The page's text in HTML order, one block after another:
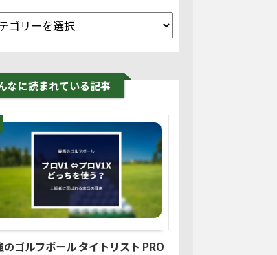
なに読まれている記事
のゴルフボール タイトリスト PRO